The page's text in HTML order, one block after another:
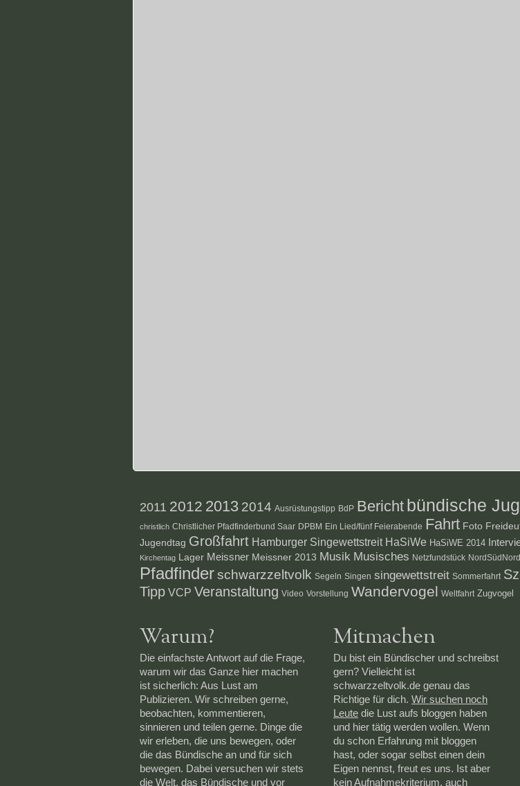
2011 2012 2013 2014 Ausrüstungstipp BdP Bericht bündische
christlich Christlicher Pfadfinderbund Saar DPBM Ein Lied/fünf Feierabende Fahrt Foto
Jugendtag Großfahrt Hamburger Singewettstreit HaSiWe HaSiWE 2014
Kirchentag Lager Meissner Meissner 2013 Musik Musisches Netzfundstück NordSüdNord
Pfadfinderschwarzzeltvolk Segeln Singen singewettstreit Sommerfahrt
Tipp VCP Veranstaltung Video Vorstellung Wandervogel Weltfahrt Zugvogel
Warum?
Die einfachste Antwort auf die Frage,
warum wir das Ganze hier machen
ist sicherlich: Aus Lust am
Publizieren. Wir schreiben gerne,
beobachten, kommentieren,
sinnieren und teilen gerne. Dinge die
wir erleben, die uns bewegen, oder
die das Bündische an und für sich
bewegen. Dabei versuchen wir stets
die Welt, das Bündische und vor
Mitmachen
Du bist ein Bündischer und schreibst
gern? Vielleicht ist
schwarzzeltvolk.de genau das
Richtige für dich. Wir suchen noch
Leute die Lust aufs bloggen haben
und hier tätig werden wollen. Wenn
du schon Erfahrung mit bloggen
hast, oder sogar selbst einen dein
Eigen nennst, freut es uns. Ist aber
kein Aufnahmekriterium, auch